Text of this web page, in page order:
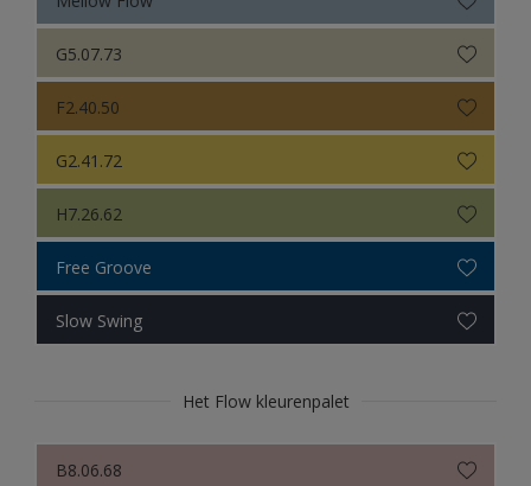
Sikkens Colour Futures 2023
Sikkens Colour Futures 2022
Colour Futures 2020
Sikkens Colour Futures 2019
Sikkens Colour Futures 2018
G5.07.73
F2.40.50
G2.41.72
H7.26.62
Free Groove
Slow Swing
Het Flow kleurenpalet
B8.06.68